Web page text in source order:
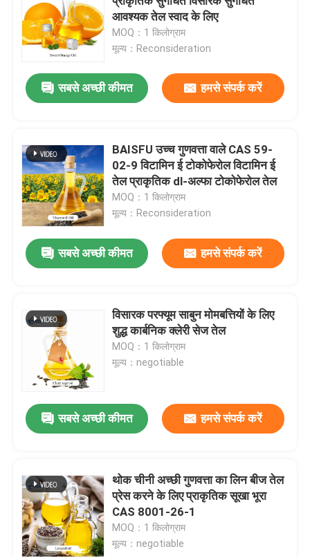
एक संदेश छोड़ें
प्रस्तुत
फलों का चूर्ण
सूखे पाउडर को फ्रीज करें
जैविक तेल
प्राकृतिक रंगद्रव्य
स्वास्थ्य देखभाल उत्पाद
आवश्यक तेल स्वाद के लिए
MOQ：1 किलोग्राम
मूल्य：Reconsideration
सबसे अच्छी कीमत हमसे संपर्क करें
BAISFU उच्च गुणवत्ता वाले CAS 59-
02-9 विटामिन ई टोकोफेरोल विटामिन ई
तेल प्राकृतिक dl-अल्फा टोकोफेरोल तेल
MOQ：1 किलोग्राम
मूल्य：Reconsideration
सबसे अच्छी कीमत हमसे संपर्क करें
विसारक परफ्यूम साबुन मोमबत्तियों के लिए
शुद्ध कार्बनिक क्लेरी सेज तेल
MOQ：1 किलोग्राम
मूल्य：negotiable
सबसे अच्छी कीमत हमसे संपर्क करें
थोक चीनी अच्छी गुणवत्ता का लिन बीज तेल
प्रेस करने के लिए प्राकृतिक सूखा भूरा
CAS 8001-26-1
MOQ：1 किलोग्राम
मूल्य：negotiable